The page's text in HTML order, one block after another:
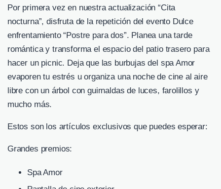
Por primera vez en nuestra actualización “Cita
nocturna”, disfruta de la repetición del evento Dulce
enfrentamiento “Postre para dos”. Planea una tarde
romántica y transforma el espacio del patio trasero para
hacer un picnic. Deja que las burbujas del spa Amor
evaporen tu estrés u organiza una noche de cine al aire
libre con un árbol con guirnaldas de luces, farolillos y
mucho más.
Estos son los artículos exclusivos que puedes esperar:
Grandes premios:
Spa Amor